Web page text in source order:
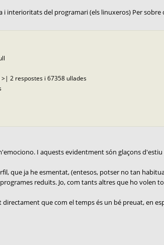
interioritats del programari (els linuxeros) Per
>| 2 respostes i 67358 ullades
I aquests evidentment són glaçons
que ja he esmentat, (entesos, potser no tan
reduïts. Jo, com tants altres que ho volen
que com el temps és un bé preuat, en